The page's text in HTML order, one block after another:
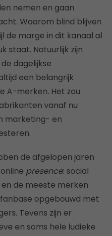
nemen en gaan
Waarom blind blijven
de marge in dit kanaal al
staat. Natuurlijk zijn
dagelijkse
een belangrijk
A-merken. Het zou
vanaf nu
marketing- en
de afgelopen jaren
presence: social
de meeste merken
opgebouwd met
Tevens zijn er
en soms hele ludieke